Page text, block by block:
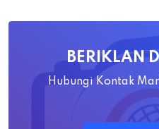
Ahadiat
BERIKLAN
Hubungi Kontak